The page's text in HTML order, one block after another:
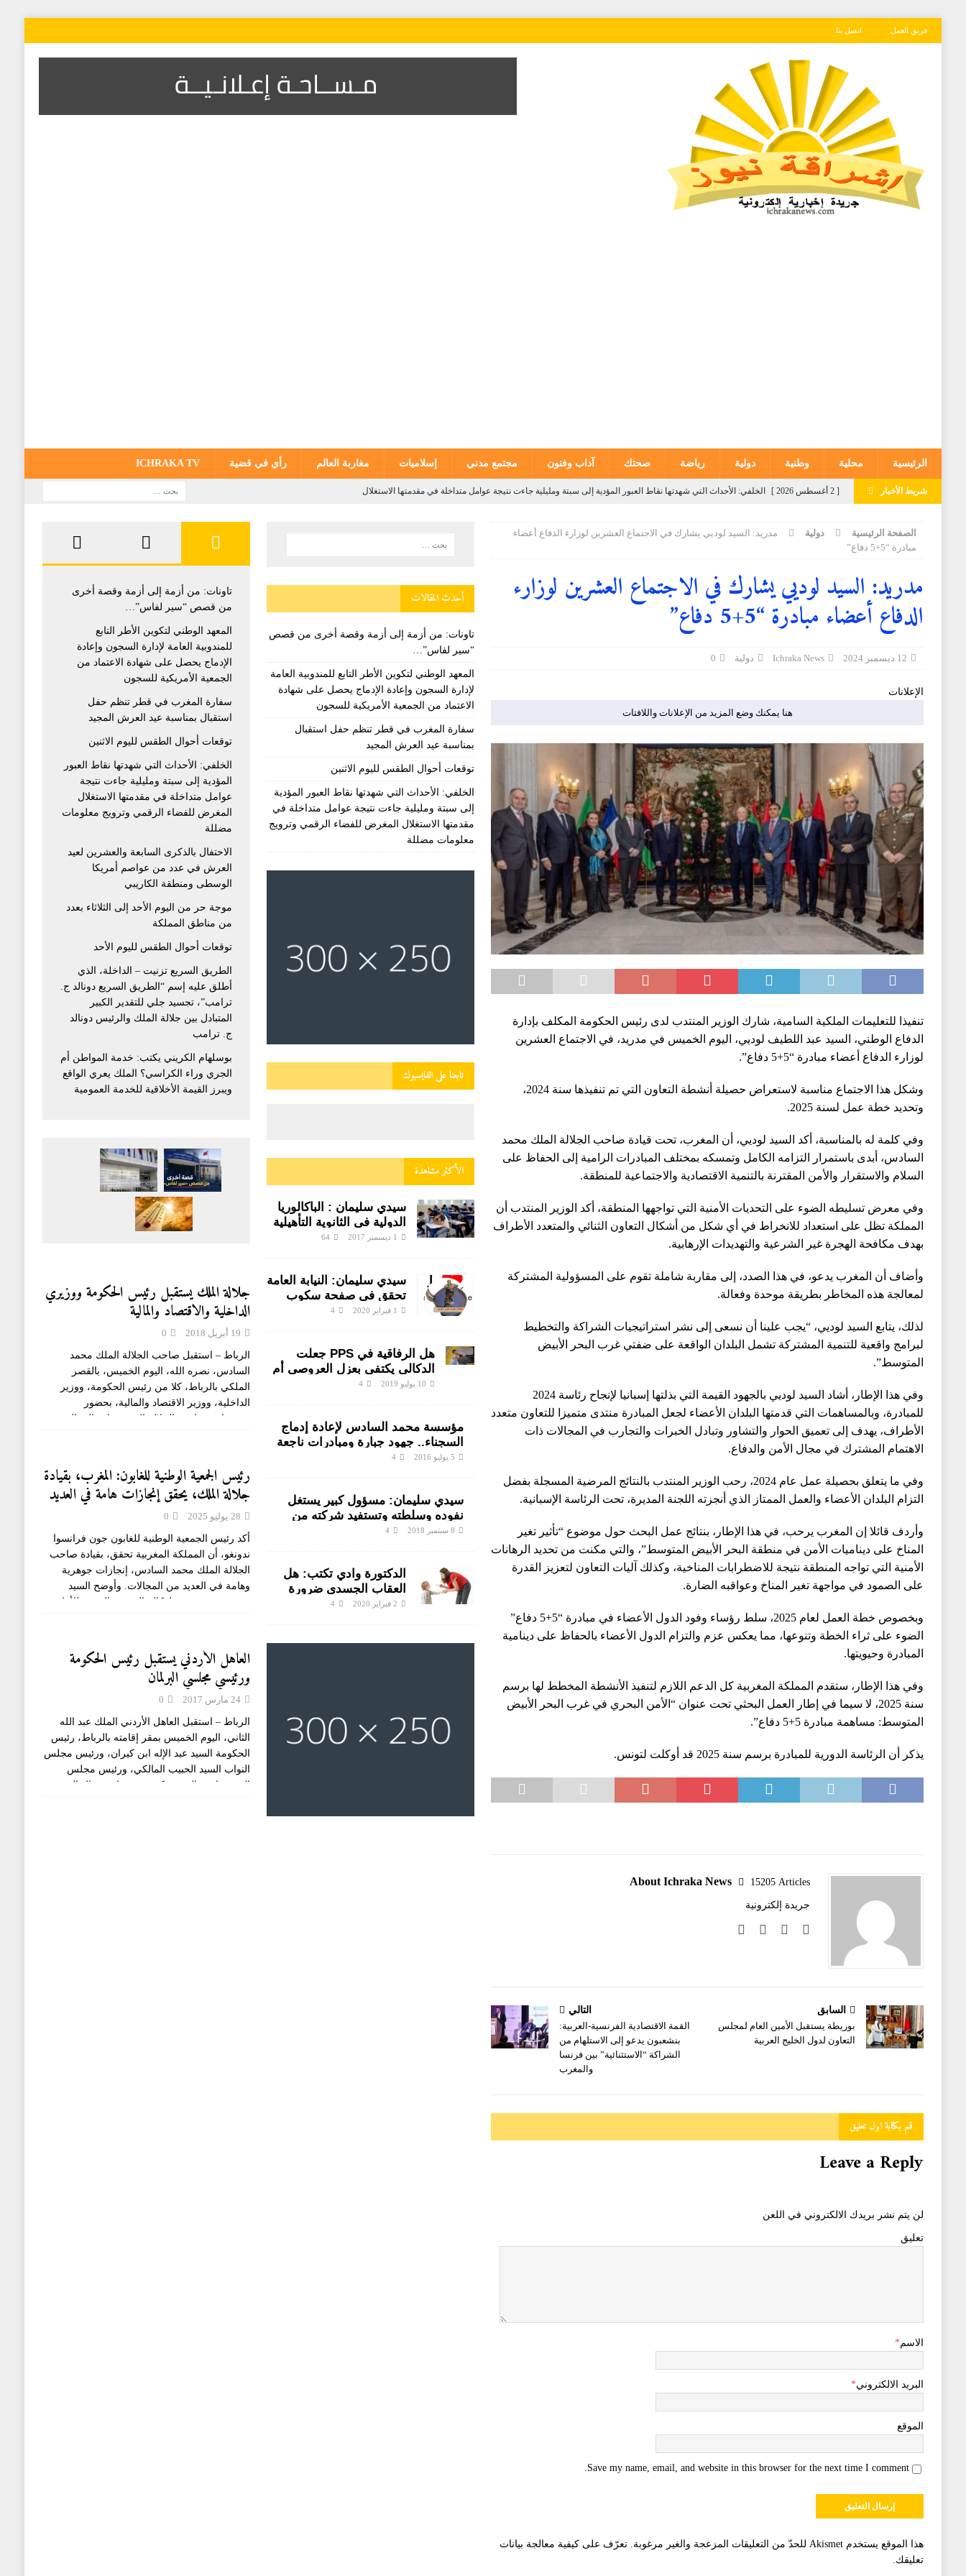
فريق العمل اتصل بنا
الرئيسية محلية وطنية دولية رياضة صحتك آداب وفنون مجتمع مدني إسلاميات مغاربة العالم رأي في قضية ICHRAKA TV
شريط الأخبار [ 3 أغسطس 2026 ] تاونات: من أزمة إلى أزمة وقصة أخرى من قصص “سير لفاس”… وطنية
الجمعية الأمريكية للسجون وطنية
[ 3 أغسطس 2026 ] توقعات أحوال الطقس لليوم الاثنين وطنية
[ 2 أغسطس 2026 ] الخلفي: الأحداث التي شهدتها نقاط العبور المؤدية إلى سبتة ومليلية جاءت نتيجة عوامل متداخلة في مقدمتها الاستغلال
الصفحة الرئيسية دولية
مدريد: السيد لوديي يشارك في الاجتماع العشرين لوزارء الدفاع أعضاء
مبادرة “5+5 دفاع”
مدريد: السيد لوديي يشارك في الاجتماع العشرين لوزارء
الدفاع أعضاء مبادرة “5+5 دفاع”
12 ديسمبر 2024 Ichraka News دولية 0
الإعلانات
هنا يمكنك وضع المزيد من الإعلانات واللافتات
تنفيذا للتعليمات الملكية السامية، شارك الوزير المنتدب لدى رئيس الحكومة المكلف بإدارة
الدفاع الوطني، السيد عبد اللطيف لوديي، اليوم الخميس في مدريد، في الاجتماع العشرين
لوزارء الدفاع أعضاء مبادرة “5+5 دفاع”.
وشكل هذا الاجتماع مناسبة لاستعراض حصيلة أنشطة التعاون التي تم تنفيذها سنة 2024،
وتحديد خطة عمل لسنة 2025.
وفي كلمة له بالمناسبة، أكد السيد لوديي، أن المغرب، تحت قيادة صاحب الجلالة الملك محمد
السادس، أبدى باستمرار التزامه الكامل وتمسكه بمختلف المبادرات الرامية إلى الحفاظ على
السلام والاستقرار والأمن المقترنة بالتنمية الاقتصادية والاجتماعية للمنطقة.
وفي معرض تسليطه الضوء على التحديات الأمنية التي تواجهها المنطقة، أكد الوزير المنتدب أن
المملكة تظل على استعداد للانخراط في أي شكل من أشكال التعاون الثنائي والمتعدد الأطراف
بهدف مكافحة الهجرة غير الشرعية والتهديدات الإرهابية.
وأضاف أن المغرب يدعو، في هذا الصدد، إلى مقاربة شاملة تقوم على المسؤولية المشتركة
لمعالجة هذه المخاطر بطريقة موحدة وفعالة.
لذلك، يتابع السيد لوديي، “يجب علينا أن نسعى إلى نشر استراتيجيات الشراكة والتخطيط
لبرامج واقعية للتنمية المشتركة تشمل البلدان الواقعة على ضفتي غرب البحر الأبيض
المتوسط”.
وفي هذا الإطار، أشاد السيد لوديي بالجهود القيمة التي بذلتها إسبانيا لإنجاح رئاسة 2024
للمبادرة، وبالمساهمات التي قدمتها البلدان الأعضاء لجعل المبادرة منتدى متميزا للتعاون متعدد
الأطراف، يهدف إلى تعميق الحوار والتشاور وتبادل الخبرات والتجارب في المجالات ذات
الاهتمام المشترك في مجال الأمن والدفاع.
وفي ما يتعلق بحصيلة عمل عام 2024، رحب الوزير المنتدب بالنتائج المرضية المسجلة بفضل
التزام البلدان الأعضاء والعمل الممتاز الذي أنجزته اللجنة المديرة، تحت الرئاسة الإسبانية.
وأردف قائلا إن المغرب يرحب، في هذا الإطار، بنتائج عمل البحث حول موضوع “تأثير تغير
المناخ على ديناميات الأمن في منطقة البحر الأبيض المتوسط”، والتي مكنت من تحديد الرهانات
الأمنية التي تواجه المنطقة نتيجة للاضطرابات المناخية، وكذلك آليات التعاون لتعزيز القدرة
على الصمود في مواجهة تغير المناخ وعواقبه الضارة.
وبخصوص خطة العمل لعام 2025، سلط رؤساء وفود الدول الأعضاء في مبادرة “5+5 دفاع”
الضوء على ثراء الخطة وتنوعها، مما يعكس عزم والتزام الدول الأعضاء بالحفاظ على دينامية
المبادرة وحيويتها.
وفي هذا الإطار، ستقدم المملكة المغربية كل الدعم اللازم لتنفيذ الأنشطة المخطط لها برسم
سنة 2025، لا سيما في إطار العمل البحثي تحت عنوان “الأمن البحري في غرب البحر الأبيض
المتوسط: مساهمة مبادرة 5+5 دفاع”.
يذكر أن الرئاسة الدورية للمبادرة برسم سنة 2025 قد أوكلت لتونس.
About Ichraka News 15205 Articles
جريدة إلكترونية
السابق
بوريطة يستقبل الأمين العام لمجلس
التعاون لدول الخليج العربية
التالي
القمة الاقتصادية الفرنسية-العربية:
بنشعبون يدعو إلى الاستلهام من
الشراكة “الاستثنائية” بين فرنسا
والمغرب
قم بكتابة اول تعليق
Leave a Reply
لن يتم نشر بريدك الالكتروني في اللعن
تعليق
الاسم*
البريد الالكتروني*
الموقع
Save my name, email, and website in this browser for the next time I comment.
هذا الموقع يستخدم Akismet للحدّ من التعليقات المزعجة والغير مرغوبة.
تعرّف على كيفية معالجة بيانات
تعليقك.
أحدث المقالات
تاونات: من أزمة إلى أزمة وقصة أخرى من قصص
“سير لفاس”…
المعهد الوطني لتكوين الأطر التابع للمندوبية العامة
لإدارة السجون وإعادة الإدماج يحصل على شهادة
الاعتماد من الجمعية الأمريكية للسجون
سفارة المغرب في قطر تنظم حفل استقبال
بمناسبة عيد العرش المجيد
توقعات أحوال الطقس لليوم الاثنين
الخلفي: الأحداث التي شهدتها نقاط العبور المؤدية
إلى سبتة ومليلية جاءت نتيجة عوامل متداخلة في
مقدمتها الاستغلال المغرض للفضاء الرقمي وترويج
معلومات مضللة
تابعنا على الفايسبوك
الأكثر مشاهدة
سيدي سليمان : الباكالوريا
الدولية في الثانوية التأهيلية
زينب النفزاوية فوق صفيح
1 ديسمبر 2017 64
سيدي سليمان: النيابة العامة
تحقق في صفحة سكوب
سيدي سليمان والمتضررون
1 فبراير 2020 4
هل الرفاقية في PPS جعلت
الدكالي يكتفي بعزل العروصي أم
هناك متابعات قانونية على خلفية
10 يوليو 2019 4
مؤسسة محمد السادس لإعادة إدماج
السجناء.. جهود جبارة ومبادرات ناجعة
لأنسنة الوسط السجني
5 يوليو 2016 4
سيدي سليمان: مسؤول كبير يستغل
نفوده وسلطته وتستفيد شركته من
مشاريع القطاع
8 سبتمبر 2018 4
الدكتورة وادي تكتب: هل
العقاب الجسدي ضرورة
تربوية؟
2 فبراير 2020 4
تاونات: من أزمة إلى أزمة وقصة أخرى
من قصص “سير لفاس”…
المعهد الوطني لتكوين الأطر التابع
للمندوبية العامة لإدارة السجون وإعادة
الإدماج يحصل على شهادة الاعتماد من
الجمعية الأمريكية للسجون
سفارة المغرب في قطر تنظم حفل
استقبال بمناسبة عيد العرش المجيد
توقعات أحوال الطقس لليوم الاثنين
الخلفي: الأحداث التي شهدتها نقاط العبور
المؤدية إلى سبتة ومليلية جاءت نتيجة
عوامل متداخلة في مقدمتها الاستغلال
المغرض للفضاء الرقمي وترويج معلومات
مضللة
الاحتفال بالذكرى السابعة والعشرين لعيد
العرش في عدد من عواصم أمريكا
الوسطى ومنطقة الكاريبي
موجة حر من اليوم الأحد إلى الثلاثاء بعدد
من مناطق المملكة
توقعات أحوال الطقس لليوم الأحد
الطريق السريع تزنيت – الداخلة، الذي
أطلق عليه إسم “الطريق السريع دونالد ج.
ترامب”، تجسيد جلي للتقدير الكبير
المتبادل بين جلالة الملك والرئيس دونالد
ج. ترامب
بوسلهام الكريني يكتب: خدمة المواطن أم
الجري وراء الكراسي؟ الملك يعري الواقع
ويبرز القيمة الأخلاقية للخدمة العمومية
جلالة الملك يستقبل رئيس الحكومة ووزيري
الداخلية والاقتصاد والمالية
19 أبريل 2018 0
الرباط – استقبل صاحب الجلالة الملك محمد
السادس، نصره الله، اليوم الخميس، بالقصر
الملكي بالرباط، كلا من رئيس الحكومة، ووزير
الداخلية، ووزير الاقتصاد والمالية، بحضور
مستشاري صاحب الجلالة السيد فؤاد عالي الهمة
رئيس الجمعية الوطنية للغابون: المغرب، بقيادة
جلالة الملك، يحقق إنجازات هامة في العديد
من المجالات
28 يوليو 2025 0
أكد رئيس الجمعية الوطنية للغابون جون فرانسوا
ندونغو، أن المملكة المغربية تحقق، بقيادة صاحب
الجلالة الملك محمد السادس، إنجازات جوهرية
وهامة في العديد من المجالات. وأوضح السيد
ندونغو، في تصريح لوكالة المغرب العربي للأنباء،
العاهل الأردني يستقبل رئيس الحكومة
ورئيسي مجلسي البرلمان
24 مارس 2017 0
الرباط – استقبل العاهل الأردني الملك عبد الله
الثاني، اليوم الخميس بمقر إقامته بالرباط، رئيس
الحكومة السيد عبد الإله ابن كيران، ورئيس مجلس
النواب السيد الحبيب المالكي، ورئيس مجلس
المستشارين السيد حكيم بن شماش.وقال السيد